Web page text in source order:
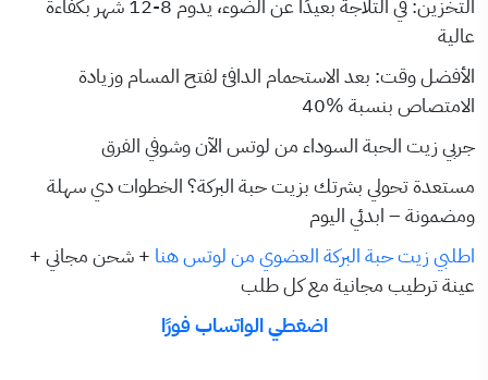
عالية
الأفضل وقت: بعد الاستحمام الدافئ لفتح المسام وزيادة
الامتصاص بنسبة %40
جربي زيت الحبة السوداء من لوتس الآن وشوفي الفرق
مستعدة تحولي بشرتك بزيت حبة البركة؟ الخطوات دي سهلة
ومضمونة – ابدئي اليوم
اطلبي زيت حبة البركة العضوي من لوتس هنا + شحن مجاني +
عينة ترطيب مجانية مع كل طلب
اضغطي الواتساب فورًا